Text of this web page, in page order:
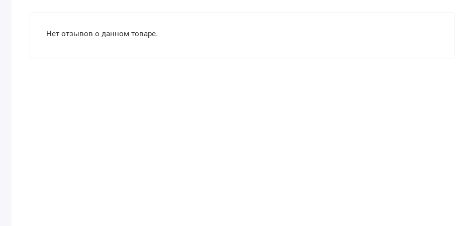
Нет отзывов о данном товаре.